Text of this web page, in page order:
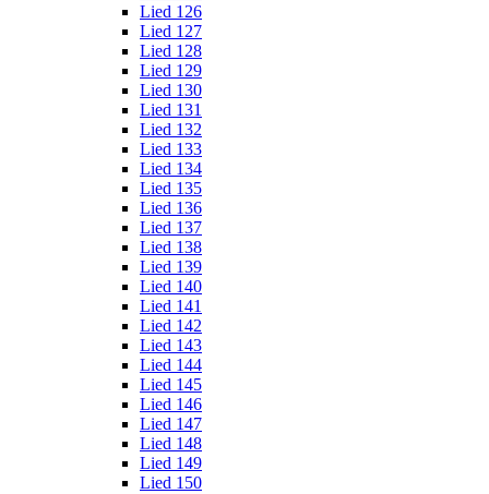
Lied 126
Lied 127
Lied 128
Lied 129
Lied 130
Lied 131
Lied 132
Lied 133
Lied 134
Lied 135
Lied 136
Lied 137
Lied 138
Lied 139
Lied 140
Lied 141
Lied 142
Lied 143
Lied 144
Lied 145
Lied 146
Lied 147
Lied 148
Lied 149
Lied 150